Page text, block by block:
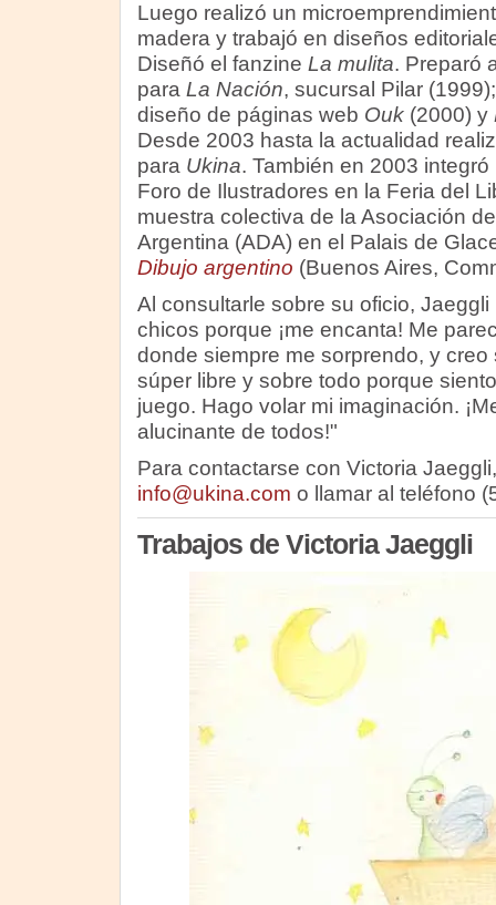
Luego realizó un
madera y trabajó en diseños
Diseñó el fanzine La mulita. Preparó
para La Nación, sucursal Pilar
diseño de páginas web Ouk(2000) y
Desde 2003 hasta la actualidad
para Ukina. También en 2003
Foro de Ilustradores en la Feria del
muestra colectiva de la Asociación
Argentina (ADA) en el Palais de
Dibujo argentino (Buenos Aires,
Al consultarle sobre su oficio,
chicos porque ¡me encanta! Me
donde siempre me sorprendo, y
súper libre y sobre todo porque
juego. Hago volar mi imaginación.
alucinante de todos!"
Para contactarse con Victoria
info@ukina.com o llamar al teléfono
Trabajos de Victoria Jaeggli